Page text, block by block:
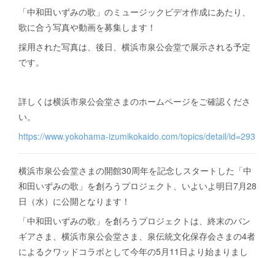
Yocco18 ぬりえバージョン Yoccoの1日マップ
開港都市・横浜の歴史
「中和田いずみの歌」のミュージックビデオ作成にあたり、
歌に合う写真や動画を募集します！
採用された写真は、後日、横浜市泉公会堂で展示される予定
です。
詳しくは横浜市泉公会堂さまのホームページをご確認くださ
い。
https://www.yokohama-izumikokaido.com/topics/detail/id=293
横浜市泉公会堂さまの開館30周年を記念しスタートした「中
和田いずみの歌」を創ろうプロジェクト、いよいよ明日7月28
日（水）に公開となります！
「中和田いずみの歌」を創ろうプロジェクトは、終末のバン
ギアさま、横浜市泉公会堂さま、泉伝統文化保存会さまの4者
によるクワッドコラボとして今年の5月11日より始まりまし